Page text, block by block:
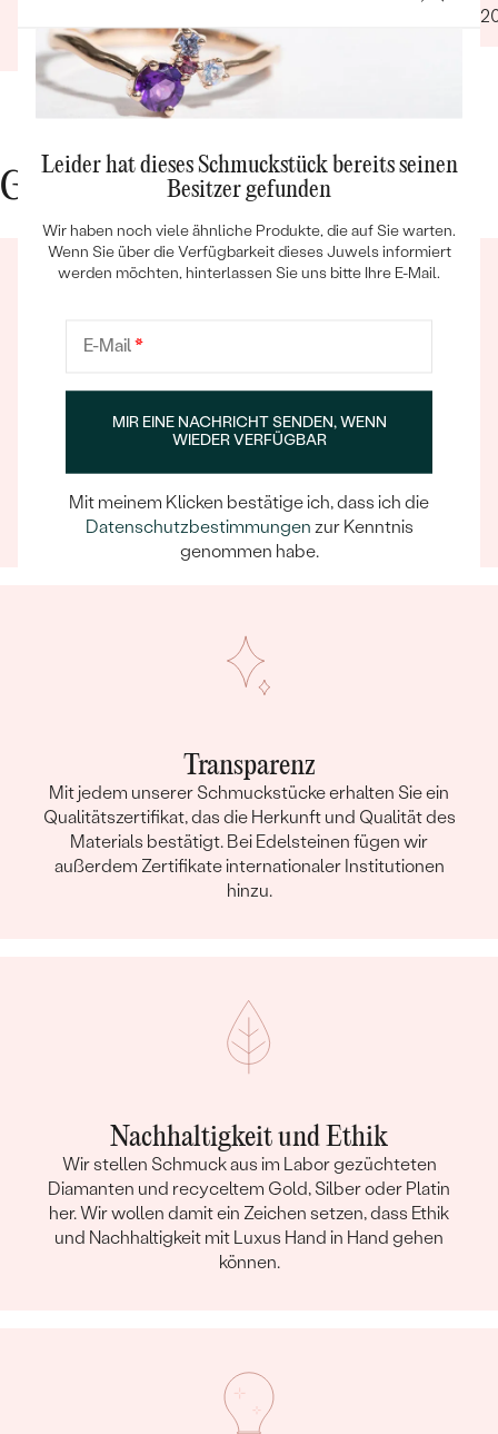
Bestseller
weiterempfehlen.
22.12.2025
Ganze Bewertung anzeigen
Gute Gründe für Eppi
Ein Eppi-sches Erlebnis
Wenn Sie online oder persönlich einkaufen, können Sie
sich darauf verlassen, dass unser Team dafür sorgt,
dass schon die Auswahl eines Schmuckstücks zu
einem unvergesslichen Erlebnis wird.
Transparenz
Mit jedem unserer Schmuckstücke erhalten Sie ein
Qualitätszertifikat, das die Herkunft und Qualität des
Materials bestätigt. Bei Edelsteinen fügen wir
außerdem Zertifikate internationaler Institutionen
hinzu.
Nachhaltigkeit und Ethik
Wir stellen Schmuck aus im Labor gezüchteten
Diamanten und recyceltem Gold, Silber oder Platin
her. Wir wollen damit ein Zeichen setzen, dass Ethik
und Nachhaltigkeit mit Luxus Hand in Hand gehen
können.
Leider hat dieses Schmuckstück bereits seinen
Besitzer gefunden
Wir haben noch viele ähnliche Produkte, die auf Sie warten.
Wenn Sie über die Verfügbarkeit dieses Juwels informiert
werden möchten, hinterlassen Sie uns bitte Ihre E-Mail.
E-Mail*
MIR EINE NACHRICHT SENDEN, WENN
WIEDER VERFÜGBAR
Mit meinem Klicken bestätige ich, dass ich die
Datenschutzbestimmungen zur Kenntnis
genommen habe.